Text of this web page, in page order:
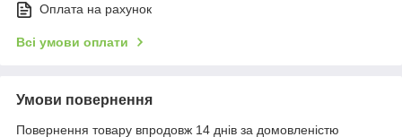
Оплата на рахунок
Всі умови оплати
Умови повернення
Повернення товару впродовж 14 днів за домовленістю